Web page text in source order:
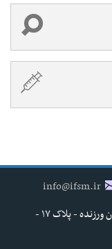
info@ifsm.ir
تهران - خیابان شهید مفتح جنوبی - خیابان ورزنده - پلاک ۱۷ -